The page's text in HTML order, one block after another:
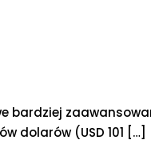
dolarów (USD 101 […]